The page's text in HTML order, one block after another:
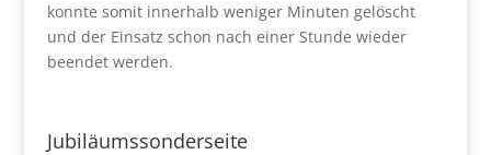
konnte somit innerhalb weniger Minuten gelöscht
und der Einsatz schon nach einer Stunde wieder
beendet werden.
Jubiläumssonderseite